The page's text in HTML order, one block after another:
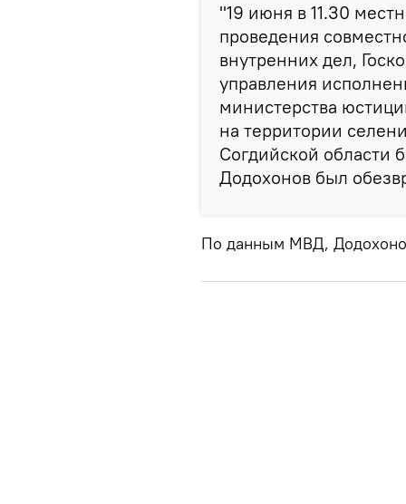
"19 июня в 11.30
проведения
внутренних дел,
управления
министерства
на территории
Согдийской области
Додохонов был
По данным МВД,